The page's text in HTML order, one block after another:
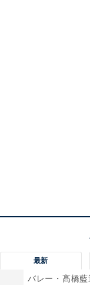
最新
バレー・髙橋